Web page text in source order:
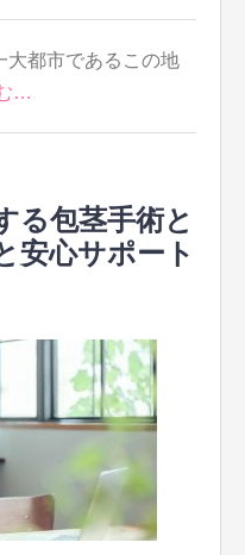
大都市であるこの地
…
る包茎手術と
安心サポート